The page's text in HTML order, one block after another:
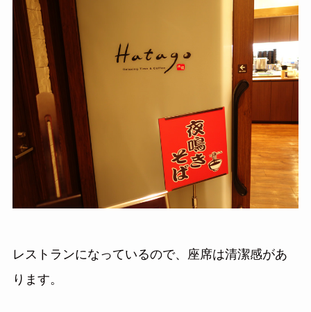
レストランになっているので、座席は清潔感があ
ります。